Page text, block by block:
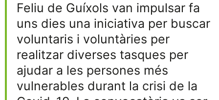
Feliu de Guíxols van impulsar fa
uns dies una iniciativa per buscar
voluntaris i voluntàries per
realitzar diverses tasques per
ajudar a les persones més
vulnerables durant la crisi de la